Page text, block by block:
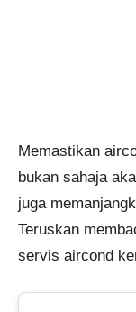
Memastikan
bukan sahaja
juga
Teruskan
servis aircond